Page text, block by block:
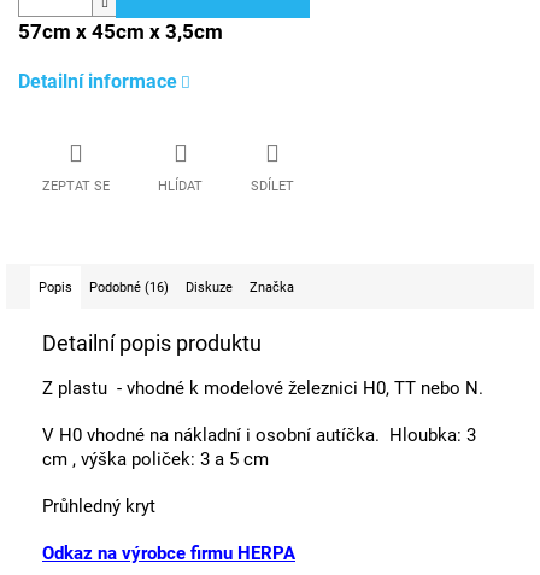
57cm x 45cm x 3,5cm
Detailní informace
ZEPTAT SE HLÍDAT SDÍLET
Popis Podobné (16) Diskuze Značka
Detailní popis produktu
Z plastu - vhodné k modelové železnici H0, TT nebo N.
V H0 vhodné na nákladní i osobní autíčka. Hloubka: 3
cm , výška poliček: 3 a 5 cm
Průhledný kryt
Odkaz na výrobce firmu HERPA